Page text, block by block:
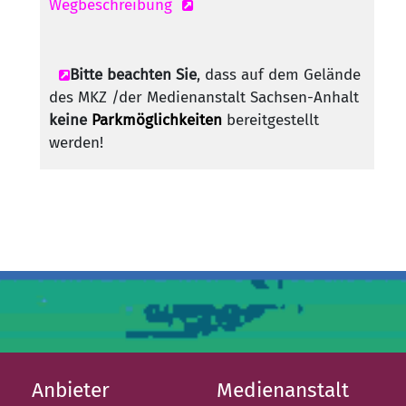
Wegbeschreibung
Bitte beachten Sie, dass auf dem Gelände
des MKZ /der Medienanstalt Sachsen-Anhalt
keine Parkmöglichkeiten bereitgestellt
werden!
Anbieter Medienanstalt